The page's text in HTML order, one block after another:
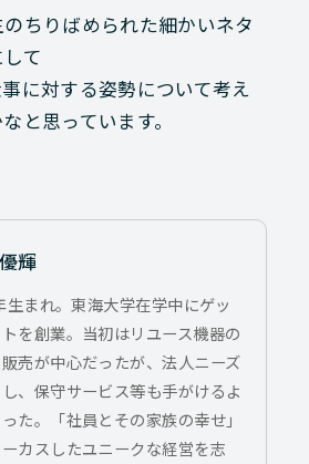
ちりばめられた細かいネタ
て
に対する姿勢について考え
と思っています。
輝
生まれ。東海大学在学中にゲッ
を創業。当初はリユース機器の
売が中心だったが、法人ニーズ
、保守サービス等も手がけるよ
た。「社員とその家族の幸せ」
カスしたユニークな経営を志